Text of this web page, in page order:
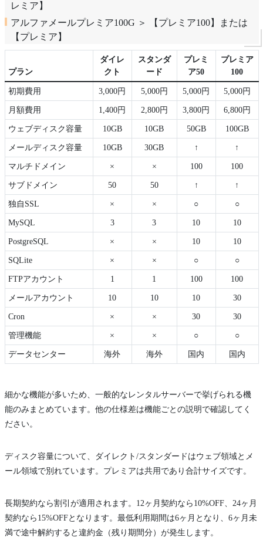
レミア】
アルファメールプレミア100G ＞ 【プレミア100】または
【プレミア】
プラン
ダイレ
クト
スタンダ
ード
プレミ
ア50
プレミア
100
初期費用 3,000円 5,000円 5,000円 5,000円
月額費用 1,400円 2,800円 3,800円 6,800円
ウェブディスク容量 10GB 10GB 50GB 100GB
メールディスク容量 10GB 30GB ↑ ↑
マルチドメイン × × 100 100
サブドメイン 50 50 ↑ ↑
独自SSL × × ○ ○
MySQL 3 3 10 10
PostgreSQL × × 10 10
SQLite × × ○ ○
FTPアカウント 1 1 100 100
メールアカウント 10 10 10 30
Cron × × 30 30
管理機能 × × ○ ○
データセンター 海外 海外 国内 国内
細かな機能が多いため、一般的なレンタルサーバーで挙げられる機
能のみまとめています。他の仕様差は機能ごとの説明で確認してく
ださい。
ディスク容量について、ダイレクト/スタンダードはウェブ領域とメ
ール領域で別れています。プレミアは共用であり合計サイズです。
長期契約なら割引が適用されます。12ヶ月契約なら10%OFF、24ヶ月
契約なら15%OFFとなります。最低利用期間は6ヶ月となり、6ヶ月未
満で途中解約すると違約金（残り期間分）が発生します。